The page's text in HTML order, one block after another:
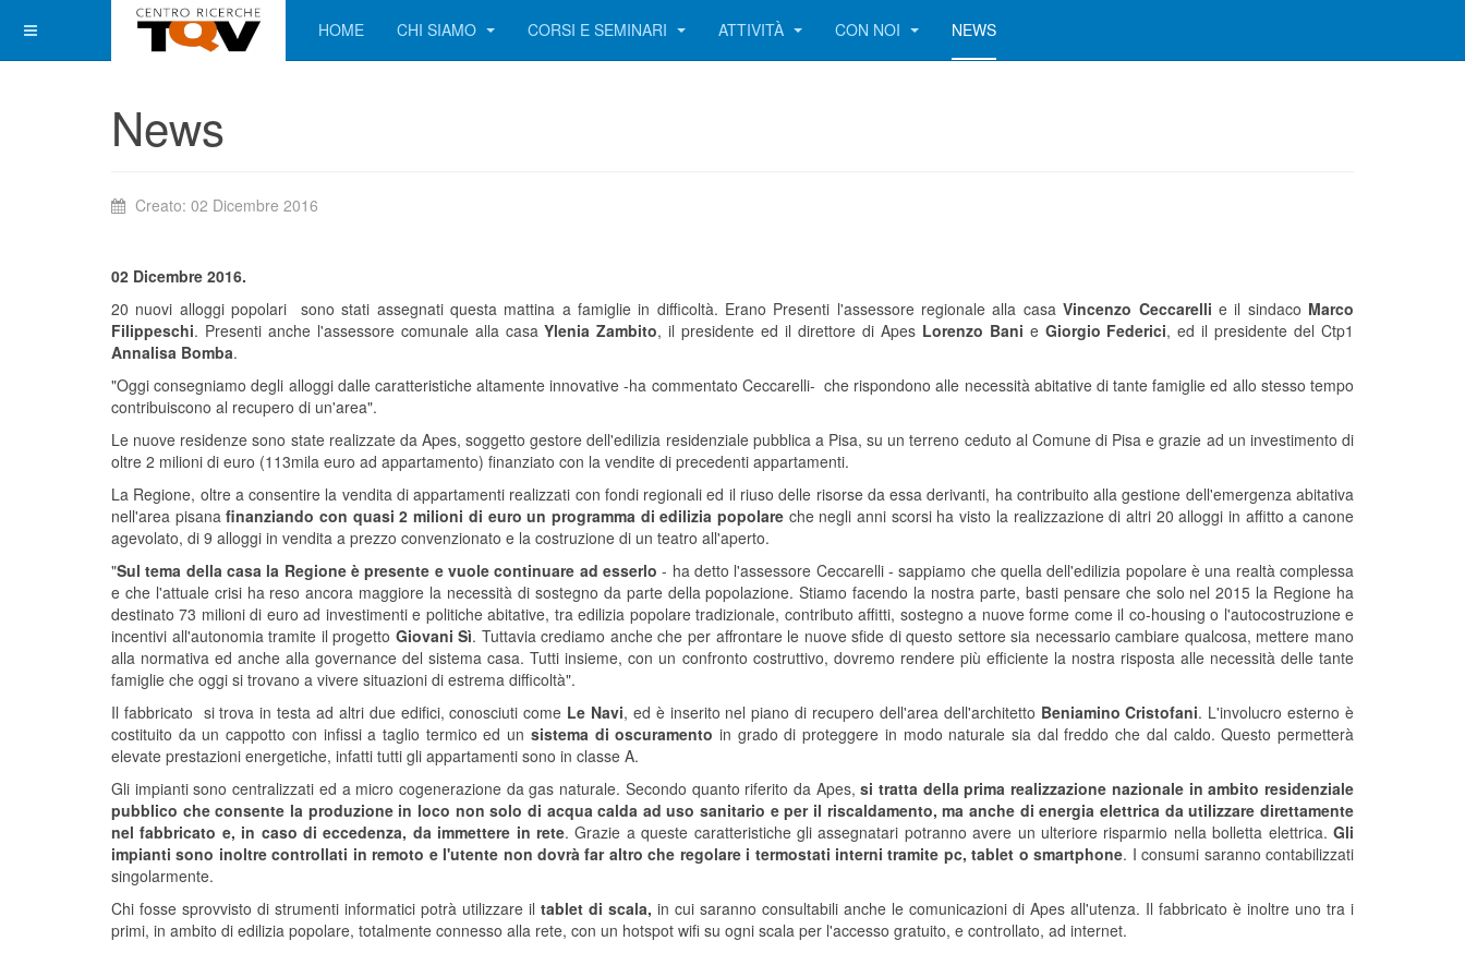
HOME CHI SIAMO CORSI E SEMINARI ATTIVITÀ CON NOI NEWS
News
Creato: 02 Dicembre 2016
02 Dicembre 2016.
20 nuovi alloggi popolari sono stati assegnati questa mattina a famiglie in difficoltà. Erano Presenti l'assessore regionale alla casaVincenzo Ceccarelli e il sindaco Marco
Filippeschi. Presenti anche l'assessore comunale alla casaYlenia Zambito, il presidente ed il direttore di Apes Lorenzo Bani e Giorgio Federici, ed il presidente del Ctp1
Annalisa Bomba.
"Oggi consegniamo degli alloggi dalle caratteristiche altamente innovative -ha commentato Ceccarelli- che rispondono alle necessità abitative di tante famiglie ed allo stesso tempo
contribuiscono al recupero di un'area".
Le nuove residenze sono state realizzate da Apes, soggetto gestore dell'edilizia residenziale pubblica a Pisa, su un terreno ceduto al Comune di Pisa e grazie ad un investimento di
oltre 2 milioni di euro (113mila euro ad appartamento) finanziato con la vendite di precedenti appartamenti.
La Regione, oltre a consentire la vendita di appartamenti realizzati con fondi regionali ed il riuso delle risorse da essa derivanti, ha contribuito alla gestione dell'emergenza abitativa
nell'area pisanafinanziando con quasi 2 milioni di euro un programma di edilizia popolareche negli anni scorsi ha visto la realizzazione di altri 20 alloggi in affitto a canone
agevolato, di 9 alloggi in vendita a prezzo convenzionato e la costruzione di un teatro all'aperto.
"Sul tema della casa la Regione è presente e vuole continuare ad esserlo - ha detto l'assessore Ceccarelli - sappiamo che quella dell'edilizia popolare è una realtà complessa
e che l'attuale crisi ha reso ancora maggiore la necessità di sostegno da parte della popolazione. Stiamo facendo la nostra parte, basti pensare che solo nel 2015 la Regione ha
destinato 73 milioni di euro ad investimenti e politiche abitative, tra edilizia popolare tradizionale, contributo affitti, sostegno a nuove forme come il co-housing o l'autocostruzione e
incentivi all'autonomia tramite il progetto Giovani Sì. Tuttavia crediamo anche che per affrontare le nuove sfide di questo settore sia necessario cambiare qualcosa, mettere mano
alla normativa ed anche alla governance del sistema casa. Tutti insieme, con un confronto costruttivo, dovremo rendere più efficiente la nostra risposta alle necessità delle tante
famiglie che oggi si trovano a vivere situazioni di estrema difficoltà".
Il fabbricato si trova in testa ad altri due edifici, conosciuti come Le Navi, ed è inserito nel piano di recupero dell'area dell'architetto Beniamino Cristofani. L'involucro esterno è
costituito da un cappotto con infissi a taglio termico ed un sistema di oscuramento in grado di proteggere in modo naturale sia dal freddo che dal caldo. Questo permetterà
elevate prestazioni energetiche, infatti tutti gli appartamenti sono in classe A.
Gli impianti sono centralizzati ed a micro cogenerazione da gas naturale. Secondo quanto riferito da Apes, si tratta della prima realizzazione nazionale in ambito residenziale
pubblico che consente la produzione in loco non solo di acqua calda ad uso sanitario e per il riscaldamento, ma anche di energia elettrica da utilizzare direttamente
nel fabbricato e, in caso di eccedenza, da immettere in rete. Grazie a queste caratteristiche gli assegnatari potranno avere un ulteriore risparmio nella bolletta elettrica. Gli
impianti sono inoltre controllati in remoto e l'utente non dovrà far altro che regolare i termostati interni tramite pc, tablet o smartphone. I consumi saranno contabilizzati
singolarmente.
Chi fosse sprovvisto di strumenti informatici potrà utilizzare il tablet di scala, in cui saranno consultabili anche le comunicazioni di Apes all'utenza. Il fabbricato è inoltre uno tra i
primi, in ambito di edilizia popolare, totalmente connesso alla rete, con un hotspot wifi su ogni scala per l'accesso gratuito, e controllato, ad internet.